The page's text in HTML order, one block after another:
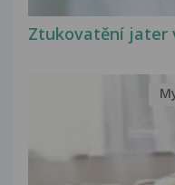
Ztukovatění jater